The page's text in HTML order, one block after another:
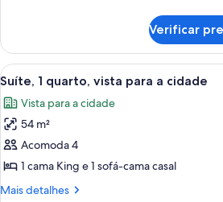
sofá-
cama,
vista
para
o
oceano
(1
bedroom)
1
cama
King
sofá-
cama,
vista
para
o
(1
Verificar
Carrega
todas
as
fotos
de
Suíte,
1
Suíte,
6
Suíte, 1 quarto, vista para a cidade
Vista para a cidade
54 m²
Acomoda 4
1 cama King e 1 sofá-cama casal
Mais detalhes
Mais